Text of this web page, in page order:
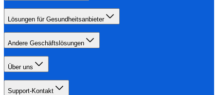
Lösungen für Gesundheitsanbieter
Andere Geschäftslösungen
Über uns
Support-Kontakt